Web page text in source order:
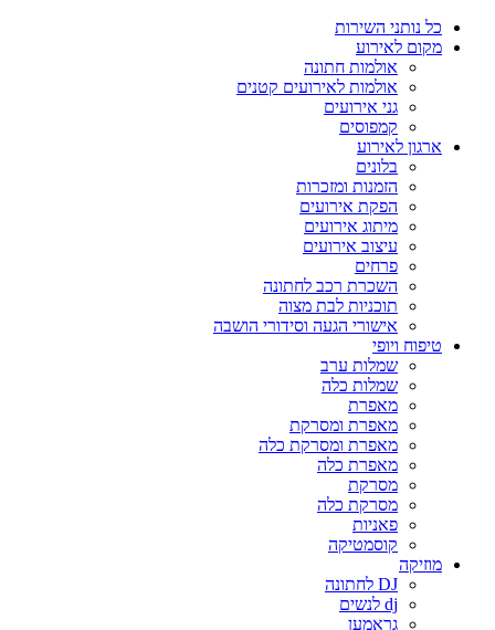
כל נותני השירות
מקום לאירוע
אולמות חתונה
אולמות לאירועים קטנים
גני אירועים
קמפוסים
ארגון לאירוע
בלונים
הזמנות ומזכרות
הפקת אירועים
מיתוג אירועים
עיצוב אירועים
פרחים
השכרת רכב לחתונה
תוכניות לבת מצוה
אישורי הגעה וסידורי הושבה
טיפוח ויופי
שמלות ערב
שמלות כלה
מאפרת
מאפרת ומסרקת
מאפרת ומסרקת כלה
מאפרת כלה
מסרקת
מסרקת כלה
פאניות
קוסמטיקה
מוזיקה
DJ לחתונה
dj לנשים
גראמען